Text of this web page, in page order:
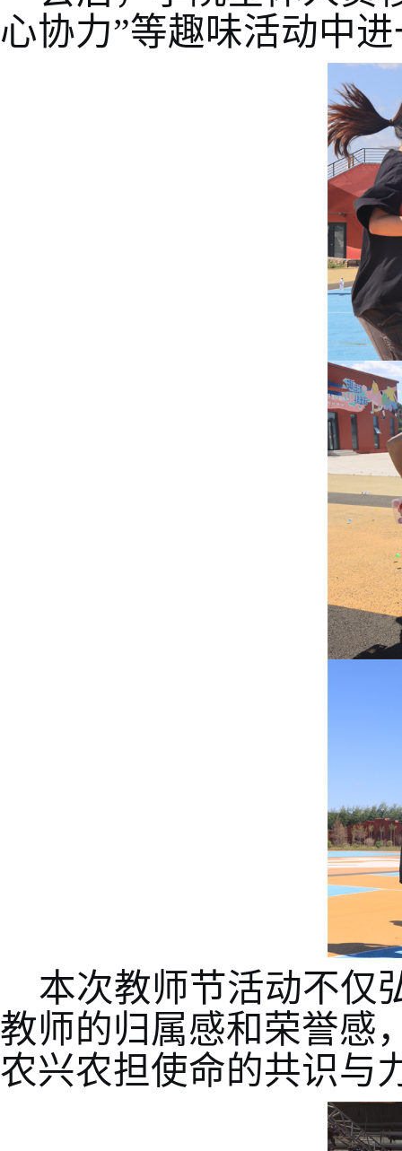
心协力”等趣味活动中
本次教师节活动不仅
教师的归属感和荣誉感
农兴农担使命的共识与